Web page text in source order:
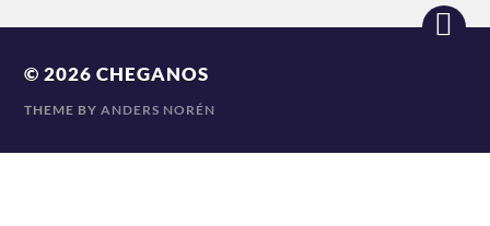
© 2026CHEGANOS
THEME BYANDERS NORÉN